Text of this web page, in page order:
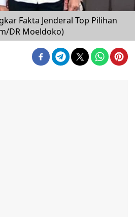
Fakta Jenderal Top Pilihan
DR Moeldoko)